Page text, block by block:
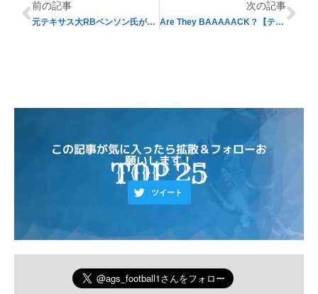
前の記事
元テキサス大RBベンソン氏が事故死
次の記事
Are They BAAAAACK？【テキサス大プレビュー】
この記事が気に入ったら拡散＆フォローお
願いします！
ツイート